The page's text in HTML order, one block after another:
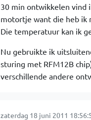
30 min ontwikkelen vind
motortje want die heb ik
Die temperatuur kan ik
Nu gebruikte ik
sturing met RFM12B
verschillende andere
zaterdag 18 juni 2011